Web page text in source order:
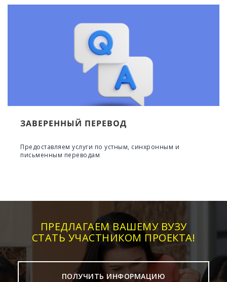
ЗАВЕРЕННЫЙ ПЕРЕВОД
Предоставляем услуги по устным, синхронным и
письменным переводам
ПРЕДЛАГАЕМ ВАШЕМУ ВУЗУ
СТАТЬ УЧАСТНИКОМ ПРОЕКТА!
ПОЛУЧИТЬ ИНФОРМАЦИЮ